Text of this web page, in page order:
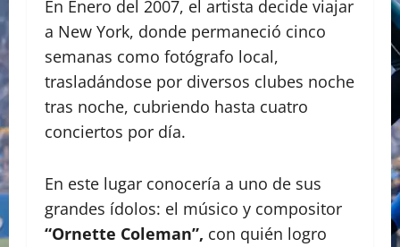
En Enero del 2007, el artista decide viajar
a New York, donde permaneció cinco
semanas como fotógrafo local,
trasladándose por diversos clubes noche
tras noche, cubriendo hasta cuatro
conciertos por día.
En este lugar conocería a uno de sus
grandes ídolos: el músico y compositor
“Ornette Coleman”, con quién logro